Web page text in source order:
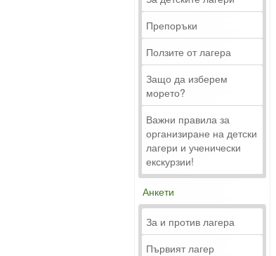
Препоръки
Ползите от лагера
Защо да изберем
морето?
Важни правила за
организиране на детски
лагери и ученически
екскурзии!
Анкети
За и против лагера
Първият лагер